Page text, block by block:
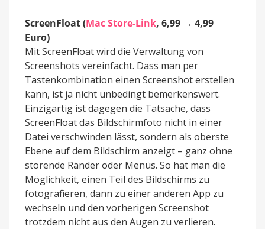
ScreenFloat (Mac Store-Link, 6,99 → 4,99
Euro)
Mit ScreenFloat wird die Verwaltung von
Screenshots vereinfacht. Dass man per
Tastenkombination einen Screenshot erstellen
kann, ist ja nicht unbedingt bemerkenswert.
Einzigartig ist dagegen die Tatsache, dass
ScreenFloat das Bildschirmfoto nicht in einer
Datei verschwinden lässt, sondern als oberste
Ebene auf dem Bildschirm anzeigt – ganz ohne
störende Ränder oder Menüs. So hat man die
Möglichkeit, einen Teil des Bildschirms zu
fotografieren, dann zu einer anderen App zu
wechseln und den vorherigen Screenshot
trotzdem nicht aus den Augen zu verlieren.